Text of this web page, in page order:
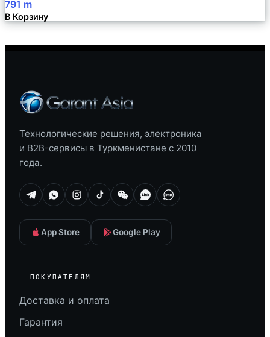
791 m
В Корзину
Технологические решения, электроника
и B2B-сервисы в Туркменистане с 2010
года.
App Store Google Play
ПОКУПАТЕЛЯМ
Доставка и оплата
Гарантия